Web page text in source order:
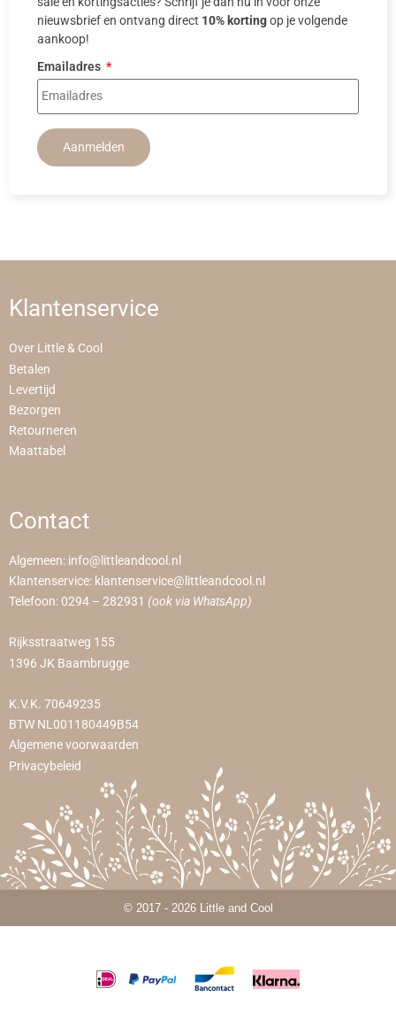
nieuwsbrief en ontvang direct 10% kortingop je volgende
aankoop!
Emailadres
Aanmelden
Klantenservice
Over Little & Cool
Betalen
Levertijd
Bezorgen
Retourneren
Maattabel
Contact
Algemeen: info@littleandcool.nl
Klantenservice: klantenservice@littleandcool.nl
Telefoon: 0294 – 282931 (ook via WhatsApp)
Rijksstraatweg 155
1396 JK Baambrugge
K.V.K. 70649235
BTW NL001180449B54
Algemene voorwaarden
Privacybeleid
© 2017 - 2026 Little and Cool